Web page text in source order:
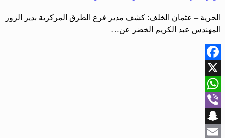
الحرية – عثمان الخلف: كشف مدير فرع الطرق المركزية بدير الزور
المهندس عبد الكريم الخضر عن…
Facebook
X
WhatsApp
Viber
Snapchat